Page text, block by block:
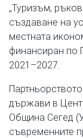
„Туризъм,
създаване на
местната
финансиран по
2021–2027.
държави в
Община Сегед
съвременните